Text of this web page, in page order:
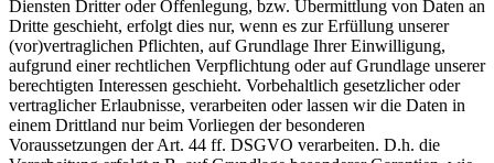
Diensten Dritter oder Offenlegung, bzw. Übermittlung von Daten an
Dritte geschieht, erfolgt dies nur, wenn es zur Erfüllung unserer
(vor)vertraglichen Pflichten, auf Grundlage Ihrer Einwilligung,
aufgrund einer rechtlichen Verpflichtung oder auf Grundlage unserer
berechtigten Interessen geschieht. Vorbehaltlich gesetzlicher oder
vertraglicher Erlaubnisse, verarbeiten oder lassen wir die Daten in
einem Drittland nur beim Vorliegen der besonderen
Voraussetzungen der Art. 44 ff. DSGVO verarbeiten. D.h. die